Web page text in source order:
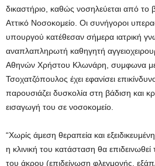
δικαστήριο, καθώς νοσηλεύεται από το
Αττικό Νοσοκομείο. Οι συνήγοροι
υπουργού κατέθεσαν σήμερα ιατρική
αναπλαπληρωτή καθηγητή
Αθηνών Χρήστου Κλωνάρη, συμφωνα
Τσοχατζόπουλος έχει εφανίσει
παρουσιάζει δυσκολία στη βάδιση και
εισαγωγή του σε νοσοκομείο.
“Χωρίς άμεση θεραπεία και
η κλινική του κατάσταση θα
του άκρου (επιδείνωση φλεγμονής,